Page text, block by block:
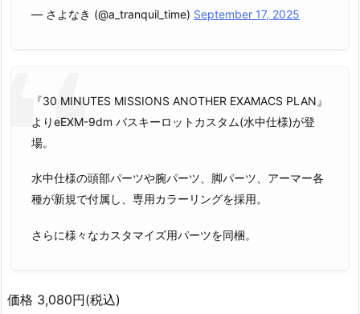
— さよなき (@a_tranquil_time) September 17, 2025
『30 MINUTES MISSIONS ANOTHER EXAMACS PLAN』
よりeEXM-9dm バスキーロットカスタム(水中仕様)が登
場。
水中仕様の頭部パーツや腕パーツ、脚パーツ、アーマー各
種が新規で付属し、専用カラーリングを採用。
さらに様々なカスタマイズ用パーツを同梱。
価格 3,080円(税込)